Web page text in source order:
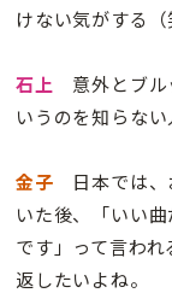
けない気がする
石上
意外とブ
いうのを知らない
金子 日本では
いた後、「いい
です」って言わ
返したいよね。